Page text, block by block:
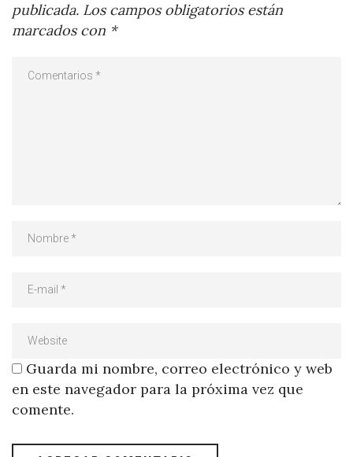
publicada. Los campos obligatorios están
marcados con *
Guarda mi nombre, correo electrónico y web
en este navegador para la próxima vez que
comente.